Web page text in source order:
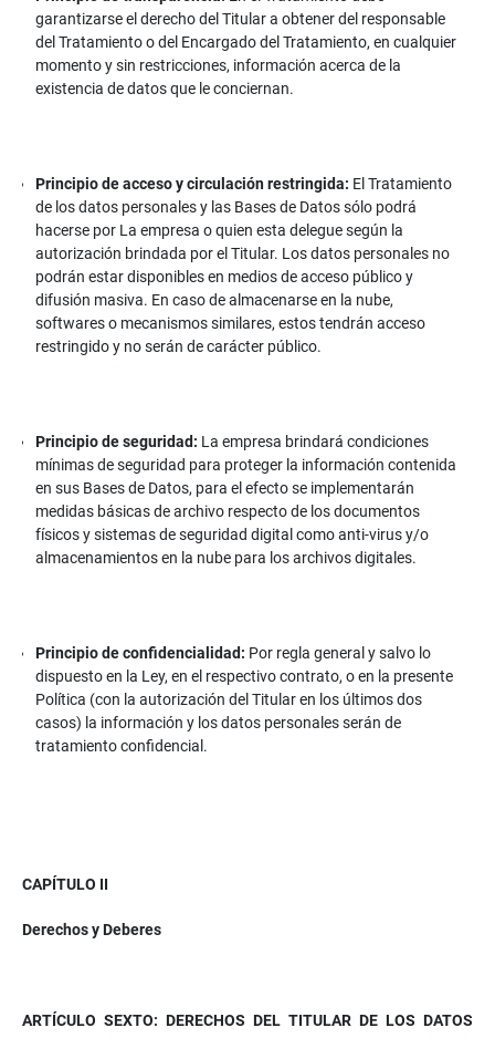
garantizarse el derecho del Titular a obtener del responsable
del Tratamiento o del Encargado del Tratamiento, en cualquier
momento y sin restricciones, información acerca de la
existencia de datos que le conciernan.
Principio de acceso y circulación restringida: El Tratamiento
de los datos personales y las Bases de Datos sólo podrá
hacerse por La empresa o quien esta delegue según la
autorización brindada por el Titular. Los datos personales no
podrán estar disponibles en medios de acceso público y
difusión masiva. En caso de almacenarse en la nube,
softwares o mecanismos similares, estos tendrán acceso
restringido y no serán de carácter público.
Principio de seguridad: La empresa brindará condiciones
mínimas de seguridad para proteger la información contenida
en sus Bases de Datos, para el efecto se implementarán
medidas básicas de archivo respecto de los documentos
físicos y sistemas de seguridad digital como anti-virus y/o
almacenamientos en la nube para los archivos digitales.
Principio de confidencialidad: Por regla general y salvo lo
dispuesto en la Ley, en el respectivo contrato, o en la presente
Política (con la autorización del Titular en los últimos dos
casos) la información y los datos personales serán de
tratamiento confidencial.
CAPÍTULO II
Derechos y Deberes
ARTÍCULO SEXTO: DERECHOS DEL TITULAR DE LOS DATOS